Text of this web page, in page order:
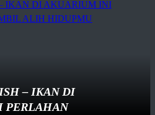
– IKAN DI
PERLAHAN